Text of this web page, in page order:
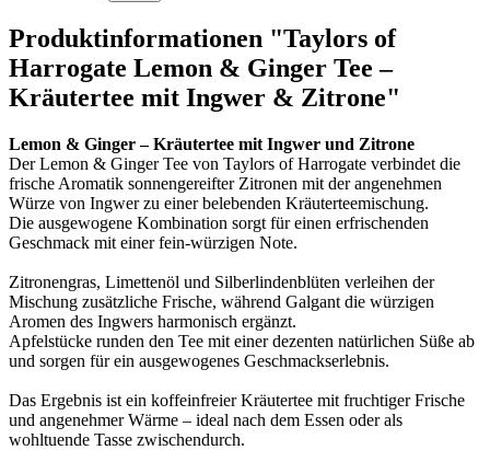
Produktinformationen "Taylors of
Harrogate Lemon & Ginger Tee –
Kräutertee mit Ingwer & Zitrone"
Lemon & Ginger – Kräutertee mit Ingwer und Zitrone
Der Lemon & Ginger Tee von Taylors of Harrogate verbindet die
frische Aromatik sonnengereifter Zitronen mit der angenehmen
Würze von Ingwer zu einer belebenden Kräuterteemischung.
Die ausgewogene Kombination sorgt für einen erfrischenden
Geschmack mit einer fein-würzigen Note.
Zitronengras, Limettenöl und Silberlindenblüten verleihen der
Mischung zusätzliche Frische, während Galgant die würzigen
Aromen des Ingwers harmonisch ergänzt.
Apfelstücke runden den Tee mit einer dezenten natürlichen Süße ab
und sorgen für ein ausgewogenes Geschmackserlebnis.
Das Ergebnis ist ein koffeinfreier Kräutertee mit fruchtiger Frische
und angenehmer Wärme – ideal nach dem Essen oder als
wohltuende Tasse zwischendurch.